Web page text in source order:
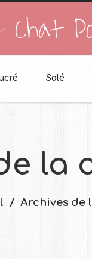
Chat
Salé
la
Archives de